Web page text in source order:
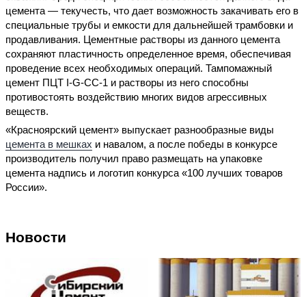
цемента — текучесть, что дает возможность закачивать его в
специальные трубы и емкости для дальнейшей трамбовки и
продавливания. Цементные растворы из данного цемента
сохраняют пластичность определенное время, обеспечивая
проведение всех необходимых операций. Тампомажный
цемент ПЦТ I-G-СС-1 и растворы из него способны
противостоять воздействию многих видов агрессивных
веществ.
«Красноярский цемент» выпускает разнообразные виды
цемента в мешках и навалом, а после победы в конкурсе
производитель получил право размещать на упаковке
цемента надпись и логотип конкурса «100 лучших товаров
России».
Новости